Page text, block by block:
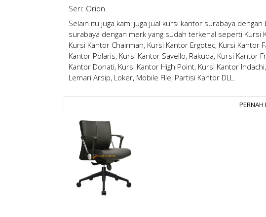
Seri: Orion
Selain itu juga kami juga jual kursi kantor surabaya dengan
surabaya dengan merk yang sudah terkenal seperti Kursi
Kursi Kantor Chairman, Kursi Kantor Ergotec, Kursi Kantor
Kantor Polaris, Kursi Kantor Savello, Rakuda, Kursi Kantor
Kantor Donati, Kursi Kantor High Point, Kursi Kantor
Lemari Arsip, Loker, Mobile FIle, Partisi Kantor DLL.
PERNAH